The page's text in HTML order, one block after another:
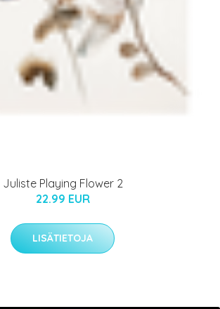
Juliste Playing Flower 2
22.99 EUR
LISÄTIETOJA